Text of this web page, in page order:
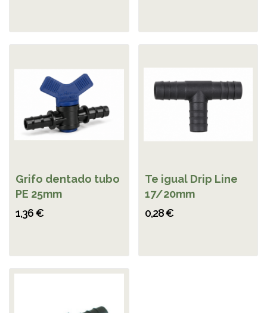
Grifo dentado tubo
PE 25mm
1,36 €
Te igual Drip Line
17/20mm
0,28 €